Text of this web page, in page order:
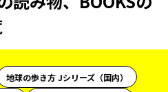
地球の歩き方 Jシリーズ（国内）